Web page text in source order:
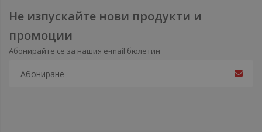
Не изпускайте нови продукти и
промоции
Абонирайте се за нашия e-mail бюлетин